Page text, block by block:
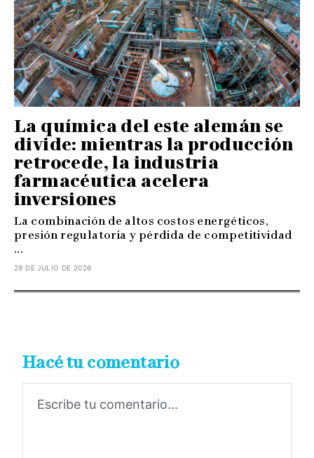
La química del este alemán se
divide: mientras la producción
retrocede, la industria
farmacéutica acelera
inversiones
La combinación de altos costos energéticos,
presión regulatoria y pérdida de competitividad
...
29 DE JULIO DE 2026
Hacé tu comentario